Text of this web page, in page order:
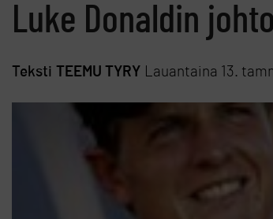
Luke Donaldin
Teksti TEEMU TYRY Lauantaina 13.